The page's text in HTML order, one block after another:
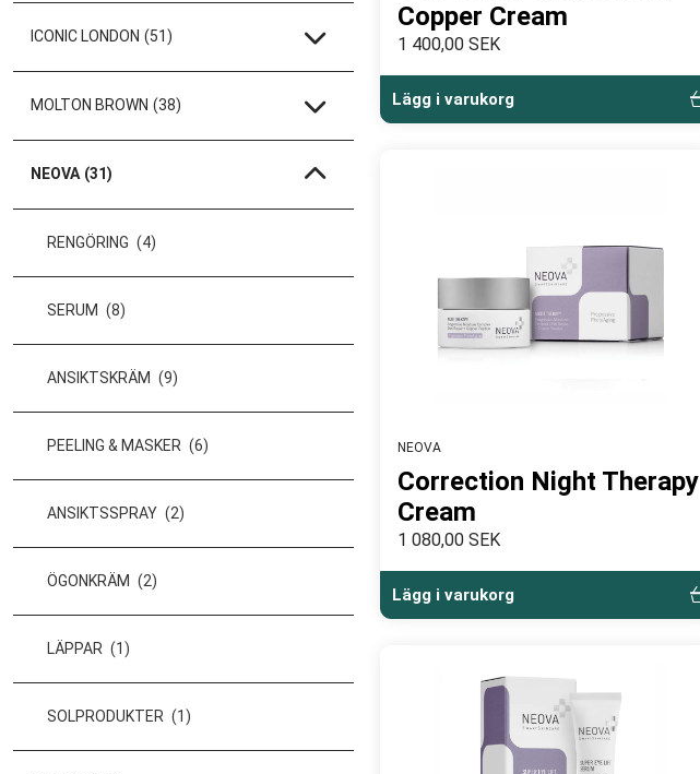
ICONIC LONDON (51)
MOLTON BROWN (38)
NEOVA (31)
RENGÖRING (4)
SERUM (8)
ANSIKTSKRÄM (9)
PEELING & MASKER (6)
ANSIKTSSPRAY (2)
ÖGONKRÄM (2)
LÄPPAR (1)
SOLPRODUKTER (1)
Copper Cream
1 400,00 SEK
Lägg i varukorg
NEOVA
Correction Night Therapy
Cream
1 080,00 SEK
Lägg i varukorg